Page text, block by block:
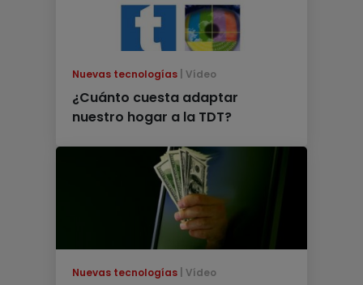
Nuevas tecnologías Vídeo
¿Cuánto cuesta adaptar
nuestro hogar a la TDT?
Nuevas tecnologías Vídeo